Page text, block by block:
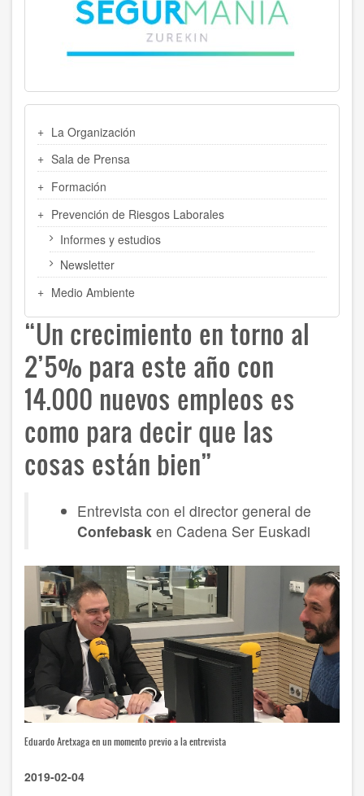
LATERAL
La Organización
Sala de Prensa
Formación
Prevención de Riesgos Laborales
Informes y estudios
Newsletter
Medio Ambiente
“Un crecimiento en torno al
2’5% para este año con
14.000 nuevos empleos es
como para decir que las
cosas están bien”
Entrevista con el director general de
Confebask en Cadena Ser Euskadi
Eduardo Aretxaga en un momento previo a la entrevista
2019-02-04